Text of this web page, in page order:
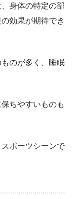
身体の特定の部
効果が期待でき
のが多く、睡眠
ちやすいものも
ポーツシーンで